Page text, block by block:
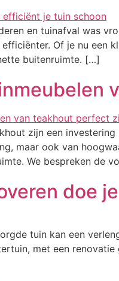
en tuinafval was
efficiënter. Of je nu een
buitenruimte. […]
zijn een
maar ook van
We bespreken de
doe
tuin kan een
met een